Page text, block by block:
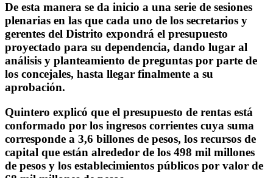
De esta manera se da inicio a una serie de sesiones
plenarias en las que cada uno de los secretarios y
gerentes del Distrito expondrá el presupuesto
proyectado para su dependencia, dando lugar al
análisis y planteamiento de preguntas por parte de
los concejales, hasta llegar finalmente a su
aprobación.
Quintero explicó que el presupuesto de rentas está
conformado por los ingresos corrientes cuya suma
corresponde a 3,6 billones de pesos, los recursos de
capital que están alrededor de los 498 mil millones
de pesos y los establecimientos públicos por valor de